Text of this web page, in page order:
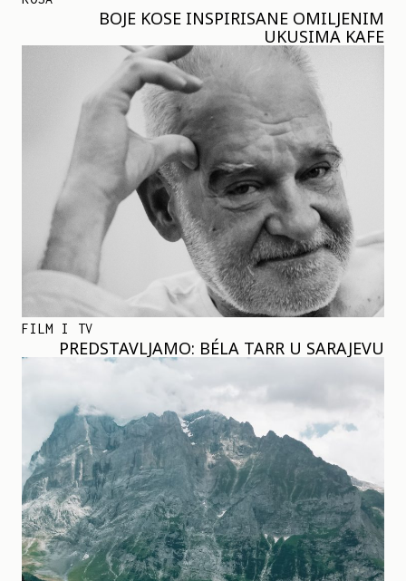
BOJE KOSE INSPIRISANE OMILJENIM
UKUSIMA KAFE
FILM I TV
PREDSTAVLJAMO: BÉLA TARR U SARAJEVU